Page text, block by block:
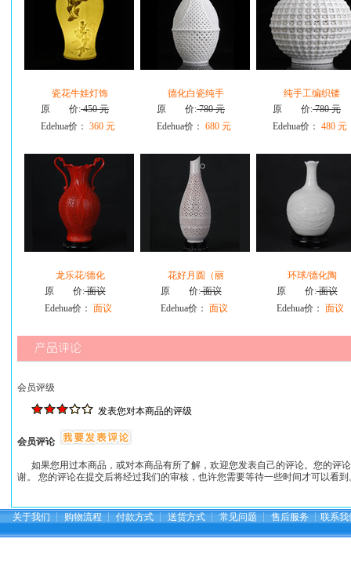
瓷花牛娃灯饰
原 价:450 元
Edehua价： 360 元
德化白瓷纯手
原 价:780 元
Edehua价： 680 元
纯手工编织镂
原 价:780 元
Edehua价： 480 元
龙乐花/德化
原 价:面议
Edehua价： 面议
花好月圆（丽
原 价:面议
Edehua价： 面议
环球/德化陶
原 价:面议
Edehua价： 面议
会员评级
发表您对本商品的评级
会员评论
如果您用过本商品，或对本商品有所了解，欢迎您发表自己的评论。您的评
谢。 您的评论在提交后将经过我们的审核，也许您需要等待一些时间才可以看
关于我们 ┆ 购物流程 ┆ 付款方式 ┆ 送货方式 ┆ 常见问题 ┆ 售后服务 ┆ 联系我